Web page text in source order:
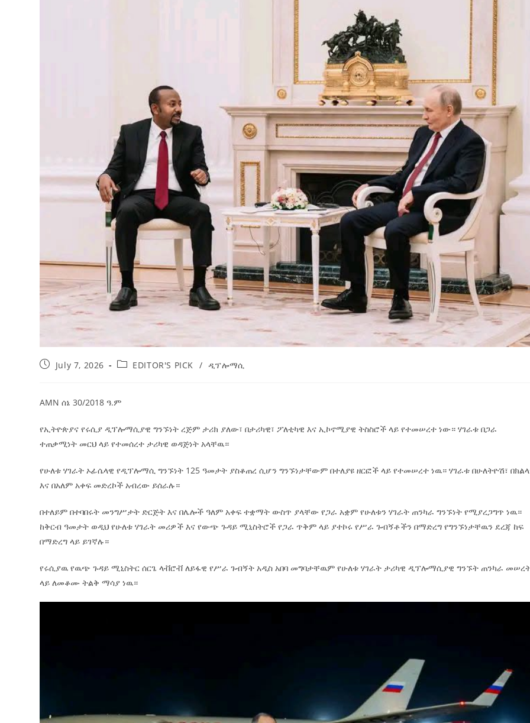
ኢትዮጵያ የቀጣናውን ኢኮኖሚያዊ ገጽታ በአዲስ
መልኩ እየቀረጸች ነው-ፈርስት ፖስት
August 7, 2026
August 1, 2026
ተቃውሞ የበዛበት የፊፋ አዲሱ እቅድ
July 30, 2026
አዲስ ሚዲያ ኔትዎርክ በይዘት ስራዎቹ
ትርክትን በማረም እና የወል ትርክትን
ሃላፊነቱን እየተወጣ ይገኛል
AmnAdmin October 17, 2025
July 7, 2026 EDITOR'S PICK / ዲፕሎማሲ
AMN ሰኔ 30/2018 ዓ.ም
የኢትዮጵያና የሩሲያ ዲፕሎማሲያዊ ግንኙነት ረጅም ታሪክ ያለው፣ በታሪካዊ፣ ፖለቲካዊ እና ኢኮኖሚያዊ ትስስሮች ላይ የተመሠረተ ነው። ሃገራቱ በጋራ
ተጠቃሚነት መርህ ላይ የተመሰረተ ታሪካዊ ወዳጅነት አላቸዉ።
የሁለቱ ሃገራት ኦፊሴላዊ የዲፕሎማሲ ግንኙነት 125 ዓመታት ያስቆጠረ ሲሆን ግንኙነታቸውም በተለያዩ ዘርፎች ላይ የተመሠረተ ነዉ። ሃገራቱ በሁለትዮሽ፣
እና በአለም አቀፍ መድረኮች አብረው ይሰራሉ።
በተለይም በተባበሩት መንግሥታት ድርጅት እና በሌሎች ዓለም አቀፍ ተቋማት ውስጥ ያላቸው የጋራ አቋም የሁለቱን ሃገራት ጠንካራ ግንኙነት የሚያረጋግጥ ነዉ።
ከቅርብ ዓመታት ወዲህ የሁለቱ ሃገራት መሪዎች እና የውጭ ጉዳይ ሚኒስትሮች የጋራ ጥቅም ላይ ያተኮሩ የሥራ ጉብኝቶችን በማድረግ የግንኙነታቸዉን ደረጃ ከፍ
በማድረግ ላይ ይገኛሉ።
የሩሲያዉ የዉጭ ጉዳይ ሚኒስትር ሰርጌ ላቭሮቭ ለይፋዊ የሥራ ጉብኝት አዲስ አበባ መግባታቸዉም የሁለቱ ሃገራት ታሪካዊ ዲፕሎማሲያዊ ግንኙት ጠንካራ
ላይ ለመቆሙ ትልቅ ማሳያ ነዉ።